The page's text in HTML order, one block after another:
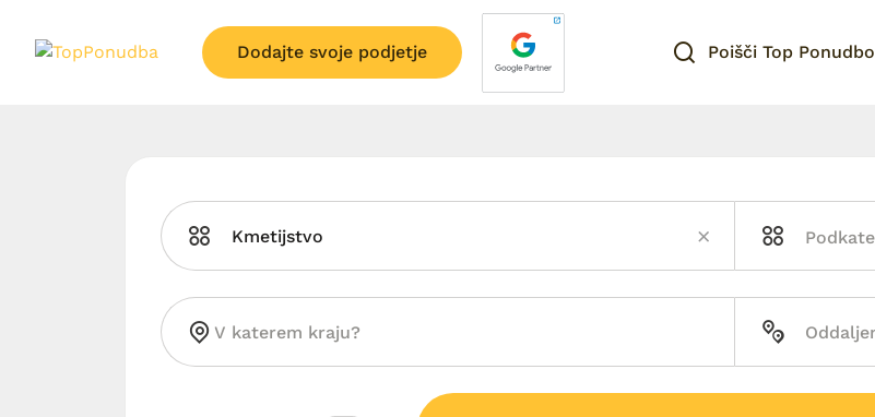
Dodajte svoje podjetje Poišči Top Ponudbo
Kmetijstvo